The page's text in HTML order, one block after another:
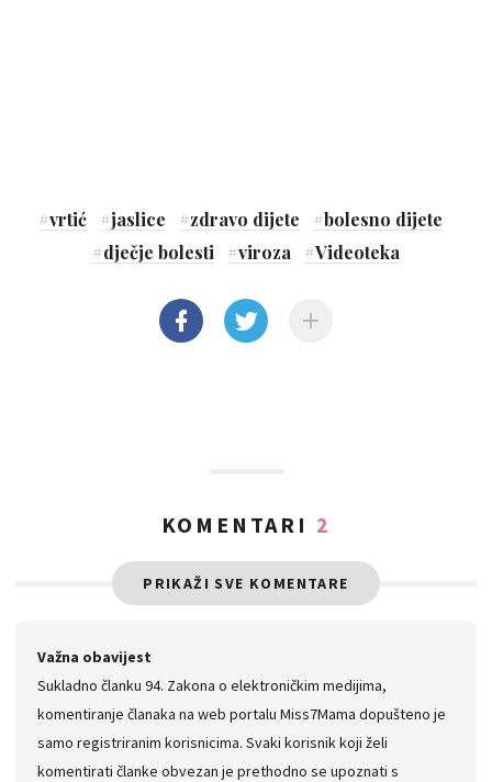
#vrtić #jaslice #zdravo dijete #bolesno dijete
#dječje bolesti #viroza #Videoteka
KOMENTARI 2
PRIKAŽI SVE KOMENTARE
Važna obavijest
Sukladno članku 94. Zakona o elektroničkim medijima,
komentiranje članaka na web portalu Miss7Mama dopušteno je
samo registriranim korisnicima. Svaki korisnik koji želi
komentirati članke obvezan je prethodno se upoznati s